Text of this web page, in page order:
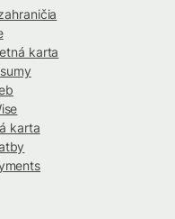
karta
karta